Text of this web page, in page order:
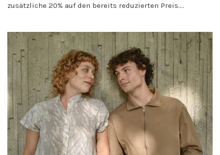
zusätzliche 20% auf den bereits reduzierten Preis....